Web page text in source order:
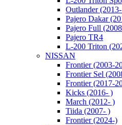
Outlander
Pajero Dakar
Pajero Full
Pajero TR4
L-200 Triton
NISSAN
Frontier (2003-
Frontier Sel
Frontier (2017-
Kicks (2016- )
March (2012- )
Tiida (2007- )
Frontier (2024-)